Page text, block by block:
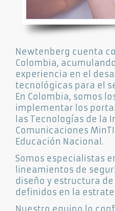
Newtenberg cuenta
Colombia,
experiencia en el
tecnológicas para el
En Colombia, somos
implementar los
las Tecnologías de la
Comunicaciones
Educación Nacional.
Somos especialistas
lineamientos de
diseño y estructura
definidos en la